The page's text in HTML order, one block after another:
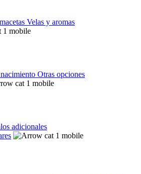
Velas y aromas
Otras opciones
adicionales